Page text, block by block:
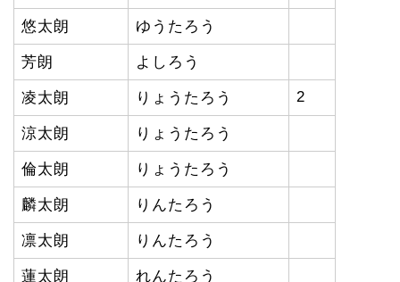
悠太朗 ゆうたろう
芳朗 よしろう
凌太朗 りょうたろう 2
涼太朗 りょうたろう
倫太朗 りょうたろう
麟太朗 りんたろう
凛太朗 りんたろう
蓮太朗 れんたろう